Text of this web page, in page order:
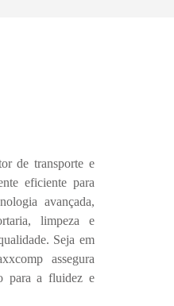
detransporte e
eficientepara
avançada,
limpeza e
. Seja em
assegura
para a fluidez e